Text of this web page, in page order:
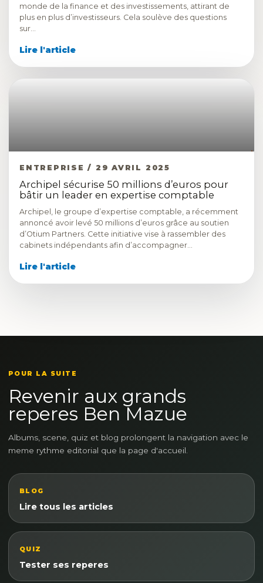
monde de la finance et des investissements, attirant de
plus en plus d’investisseurs. Cela soulève des questions
sur…
Lire l'article
ENTREPRISE / 29 AVRIL 2025
Archipel sécurise 50 millions d’euros pour
bâtir un leader en expertise comptable
Archipel, le groupe d’expertise comptable, a récemment
annoncé avoir levé 50 millions d’euros grâce au soutien
d’Otium Partners. Cette initiative vise à rassembler des
cabinets indépendants afin d’accompagner…
Lire l'article
POUR LA SUITE
Revenir aux grands
reperes Ben Mazue
Albums, scene, quiz et blog prolongent la navigation avec le
meme rythme editorial que la page d'accueil.
BLOG
Lire tous les articles
QUIZ
Tester ses reperes